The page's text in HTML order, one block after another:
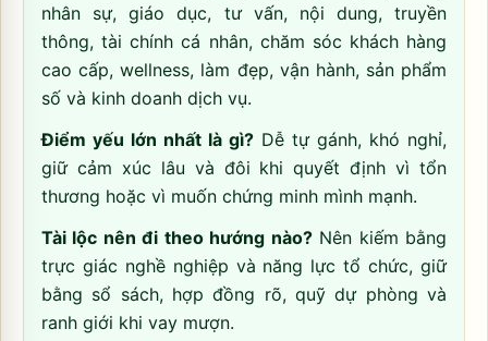
nhân sự, giáo dục, tư vấn, nội dung, truyền
thông, tài chính cá nhân, chăm sóc khách hàng
cao cấp, wellness, làm đẹp, vận hành, sản phẩm
số và kinh doanh dịch vụ.
Điểm yếu lớn nhất là gì? Dễ tự gánh, khó nghỉ,
giữ cảm xúc lâu và đôi khi quyết định vì tổn
thương hoặc vì muốn chứng minh mình mạnh.
Tài lộc nên đi theo hướng nào?Nên kiếm bằng
trực giác nghề nghiệp và năng lực tổ chức, giữ
bằng sổ sách, hợp đồng rõ, quỹ dự phòng và
ranh giới khi vay mượn.